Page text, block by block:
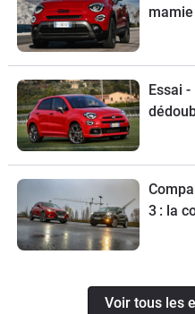
Essai
3 : la
Voir tous les